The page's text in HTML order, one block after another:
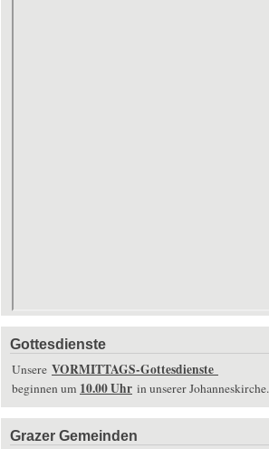
Gottesdienste
Unsere VORMITTAGS-Gottesdienste
beginnen um 10.00 Uhr in unserer Johanneskirche.
Grazer Gemeinden